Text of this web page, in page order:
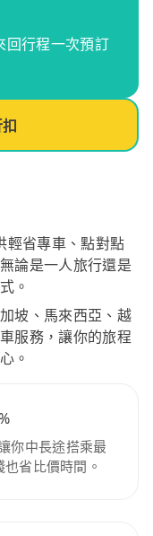
回行程一次預訂
省專車、點對點
論是一人旅行還是
。
坡、馬來西亞、越
服務，讓你的旅程
。
你中長途搭乘最
省比價時間。